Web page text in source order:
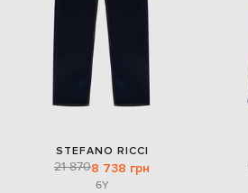
STEFANO RICCI
21 8708 738 грн
6Y